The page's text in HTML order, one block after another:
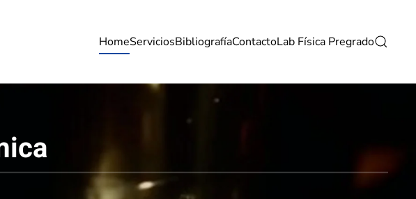
HomeServiciosBibliografíaContactoLab Física Pregrado